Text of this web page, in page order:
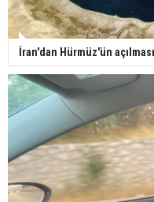
İran'dan Hürmüz'ün